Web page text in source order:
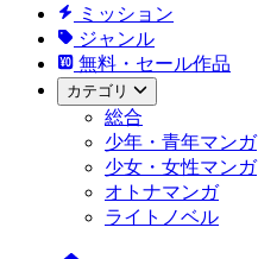
ミッション
ジャンル
無料・セール作品
カテゴリ
総合
少年・青年マンガ
少女・女性マンガ
オトナマンガ
ライトノベル